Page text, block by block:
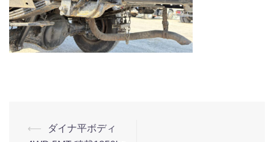
⟵
ダイナ平ボディ